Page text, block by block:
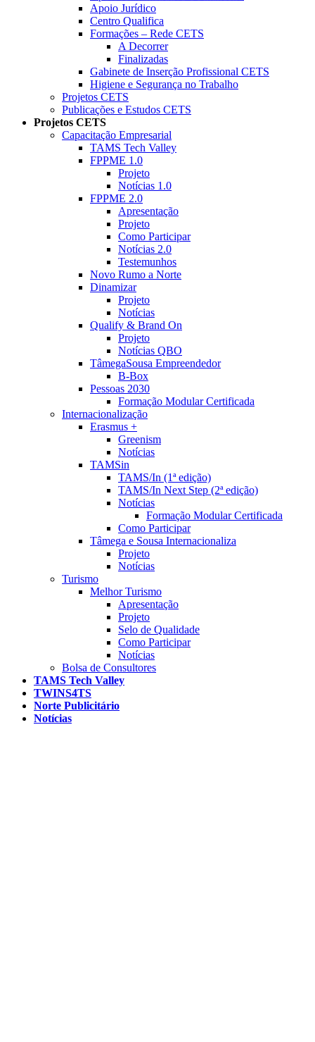
Apoio Jurídico
Centro Qualifica
Formações – Rede CETS
A Decorrer
Finalizadas
Gabinete de Inserção Profissional CETS
Higiene e Segurança no Trabalho
Projetos CETS
Publicações e Estudos CETS
Projetos CETS
Capacitação Empresarial
TAMS Tech Valley
FPPME 1.0
Projeto
Notícias 1.0
FPPME 2.0
Apresentação
Projeto
Como Participar
Notícias 2.0
Testemunhos
Novo Rumo a Norte
Dinamizar
Projeto
Notícias
Qualify & Brand On
Projeto
Notícias QBO
TâmegaSousa Empreendedor
B-Box
Pessoas 2030
Formação Modular Certificada
Internacionalização
Erasmus +
Greenism
Notícias
TAMSin
TAMS/In (1ª edição)
TAMS/In Next Step (2ª edição)
Notícias
Formação Modular Certificada
Como Participar
Tâmega e Sousa Internacionaliza
Projeto
Notícias
Turismo
Melhor Turismo
Apresentação
Projeto
Selo de Qualidade
Como Participar
Notícias
Bolsa de Consultores
TAMS Tech Valley
TWINS4TS
Norte Publicitário
Notícias